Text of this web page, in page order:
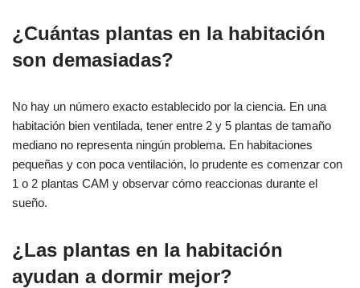
¿Cuántas plantas en la habitación
son demasiadas?
No hay un número exacto establecido por la ciencia. En una
habitación bien ventilada, tener entre 2 y 5 plantas de tamaño
mediano no representa ningún problema. En habitaciones
pequeñas y con poca ventilación, lo prudente es comenzar con
1 o 2 plantas CAM y observar cómo reaccionas durante el
sueño.
¿Las plantas en la habitación
ayudan a dormir mejor?